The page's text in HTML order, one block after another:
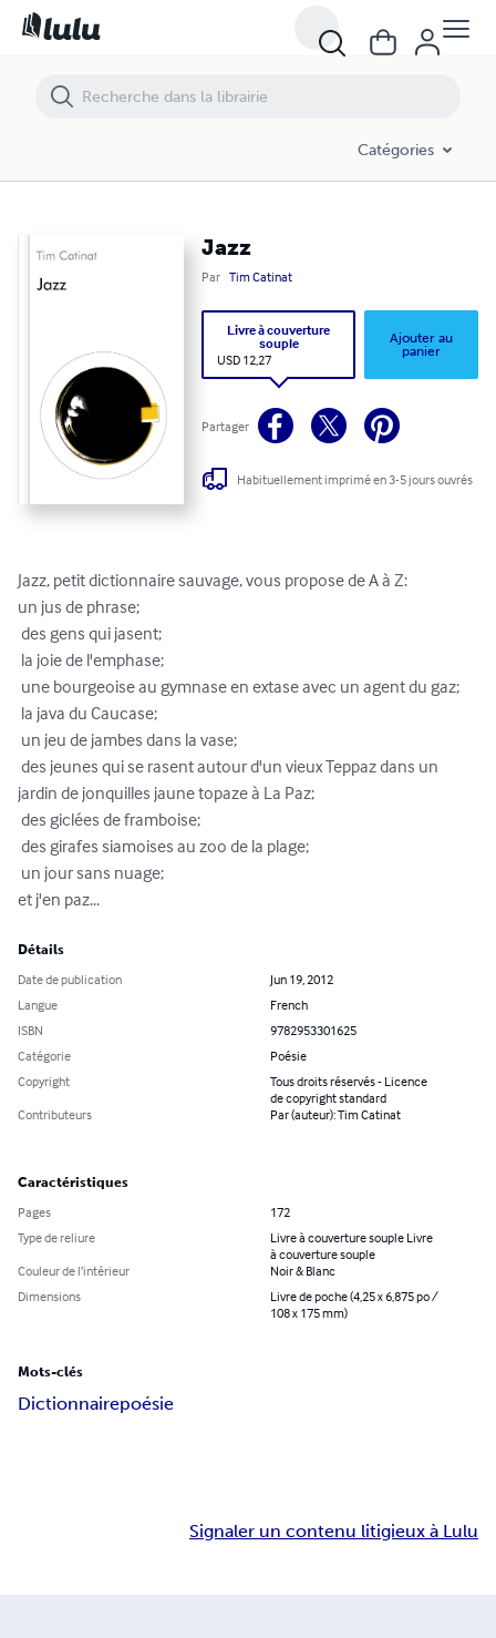
Catégories
Jazz
Par Tim Catinat
Livre à couverture
souple
USD 12,27
Ajouter au
panier
Partager
Habituellement imprimé en 3-5 jours ouvrés
Jazz, petit dictionnaire sauvage, vous propose de A à Z:
un jus de phrase;
jardin de jonquilles jaune topaze à La Paz;
et j'en paz...
Détails
Date de publication
Jun 19, 2012
Langue
French
ISBN
9782953301625
Catégorie
Poésie
Copyright
Tous droits réservés - Licence
de copyright standard
Contributeurs
Par (auteur): Tim Catinat
Caractéristiques
Pages
172
Type de reliure
Livre à couverture souple Livre
à couverture souple
Couleur de l’intérieur
Noir & Blanc
Dimensions
Livre de poche (4,25 x 6,875 po /
108 x 175 mm)
Mots-clés
Dictionnairepoésie
Signaler un contenu litigieux à Lulu